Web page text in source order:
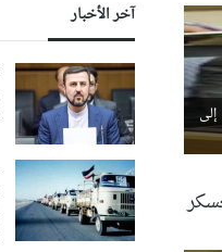
إلى
معسكر
آخر الأخبار